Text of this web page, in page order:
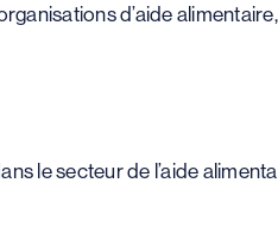
d’aide
le secteur de l’aide